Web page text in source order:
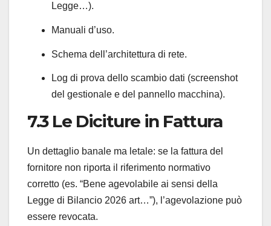
Legge…).
Manuali d’uso.
Schema dell’architettura di rete.
Log di prova dello scambio dati (screenshot
del gestionale e del pannello macchina).
7.3 Le Diciture in Fattura
Un dettaglio banale ma letale: se la fattura del
fornitore non riporta il riferimento normativo
corretto (es. “Bene agevolabile ai sensi della
Legge di Bilancio 2026 art…”), l’agevolazione può
essere revocata.